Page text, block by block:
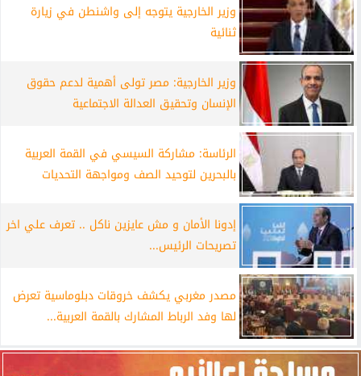
وزير الخارجية يتوجه إلى واشنطن في زيارة
ثنائية
وزير الخارجية: مصر تولى أهمية لدعم حقوق
الإنسان وتحقيق العدالة الاجتماعية
الرئاسة: مشاركة السيسي في القمة العربية
بالبحرين لتوحيد الصف ومواجهة التحديات
إدونا الأمان و مش عايزين ناكل .. تعرف علي اخر
تصريحات الرئيس...
مصدر مغربي يكشف خروقات دبلوماسية تعرض
لها وفد الرباط المشارك بالقمة العربية...